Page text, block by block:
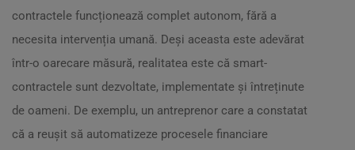
contractele funcționează complet autonom, fără a
necesita intervenția umană. Deși aceasta este adevărat
într-o oarecare măsură, realitatea este că smart-
contractele sunt dezvoltate, implementate și întreținute
de oameni. De exemplu, un antreprenor care a constatat
că a reușit să automatizeze procesele financiare